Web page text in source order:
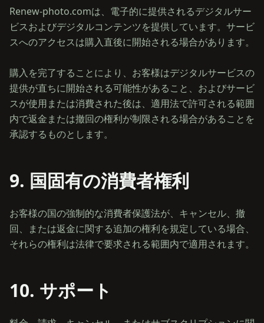
Renew-photo.comは、電子的に提供されるデジタルサー
ビスおよびデジタルコンテンツを提供しています。サービ
スへのアクセスは購入直後に開始される場合があります。
購入を完了することにより、お客様はデジタルサービスの
提供が直ちに開始される可能性があること、およびサービ
スが使用または消費された後は、適用法で許可される範囲
内で返金または撤回の権利が制限される場合があることを
9. 国固有の消費者権利
お客様の国の強制的な消費者保護法が、キャンセル、撤
回、または返金に関する追加の権利を規定している場合、
10. サポート